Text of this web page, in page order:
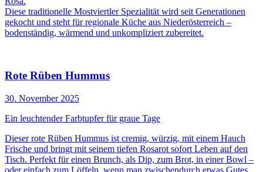
Diese traditionelle Mostviertler Spezialität wird seit Generationen
gekocht und steht für regionale Küche aus Niederösterreich –
bodenständig, wärmend und unkompliziert zubereitet.
Rote Rüben Hummus
30. November 2025
Ein leuchtender Farbtupfer für graue Tage
Dieser rote Rüben Hummus ist cremig, würzig, mit einem Hauch
Frische und bringt mit seinem tiefen Rosarot sofort Leben auf den
Tisch. Perfekt für einen Brunch, als Dip, zum Brot, in einer Bowl –
oder einfach zum Löffeln, wenn man zwischendurch etwas Gutes